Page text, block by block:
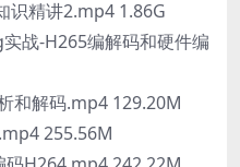
识精讲2.mp4 1.86G
战-H265编解码和硬件编
和解码.mp4 129.20M
255.56M